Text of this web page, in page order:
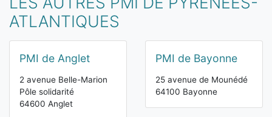
ATLANTIQUES
PMI de Anglet
2 avenue Belle-Marion
Pôle solidarité
64600 Anglet
PMI de Bayonne
25 avenue de Mounédé
64100 Bayonne